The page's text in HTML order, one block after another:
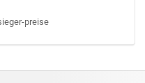
preise